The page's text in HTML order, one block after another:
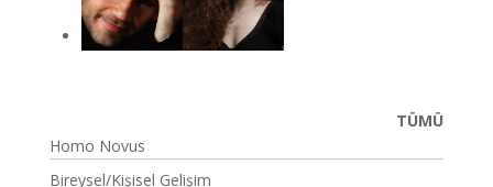
TÜMÜ
Homo Novus
Bireysel/Kişisel Gelişim